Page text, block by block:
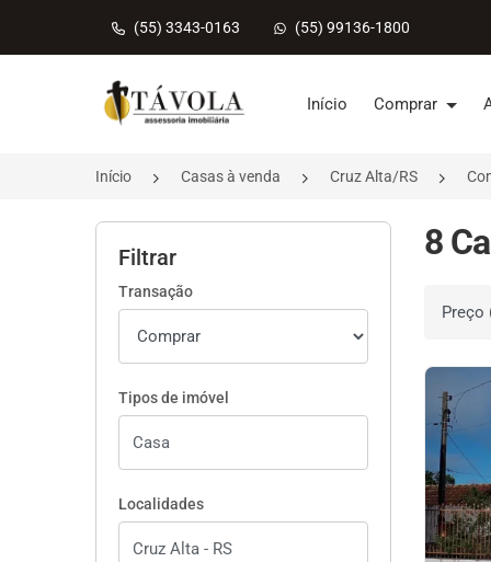
(55) 3343-0163 (55) 99136-1800
Página inicial
Início Comprar
Início Casas à venda Cruz Alta/RS
Filtrar
Transação
Tipos de imóvel
Localidades
8
Ordenar